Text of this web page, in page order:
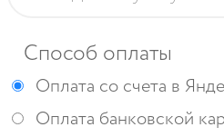
Способ оплаты
Оплата со счета в
Оплата банковской